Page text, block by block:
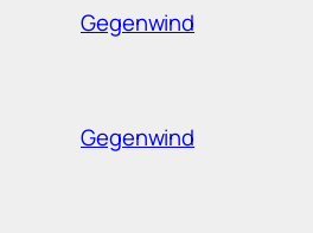
Gegenwind
Gegenwind